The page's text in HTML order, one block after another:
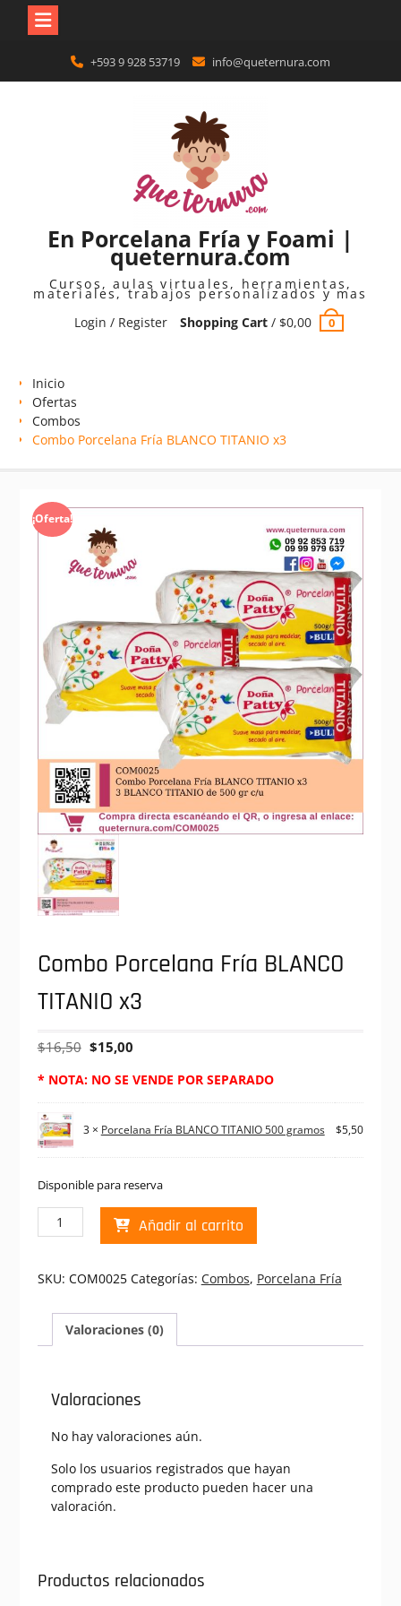
content
+593 9 928 53719 info@queternura.com
En Porcelana Fría y Foami |
queternura.com
Cursos, aulas virtuales, herramientas,
materiales, trabajos personalizados y mas
Login / Register
Shopping Cart/ $0,00 0
Inicio
Ofertas
Combos
Combo Porcelana Fría BLANCO TITANIO x3
¡Oferta!
Combo Porcelana Fría BLANCO
TITANIO x3
$16,50 $15,00
* NOTA: NO SE VENDE POR SEPARADO
3 × Porcelana Fría BLANCO TITANIO 500 gramos $5,50
Disponible para reserva
Combo
Porcelana
BLANCO
cantidad
Añadir al carrito
SKU: COM0025 Categorías: Combos, Porcelana Fría
Valoraciones (0)
Valoraciones
No hay valoraciones aún.
Solo los usuarios registrados que hayan
comprado este producto pueden hacer una
valoración.
Productos relacionados